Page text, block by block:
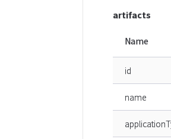
artifacts
Name
id
name